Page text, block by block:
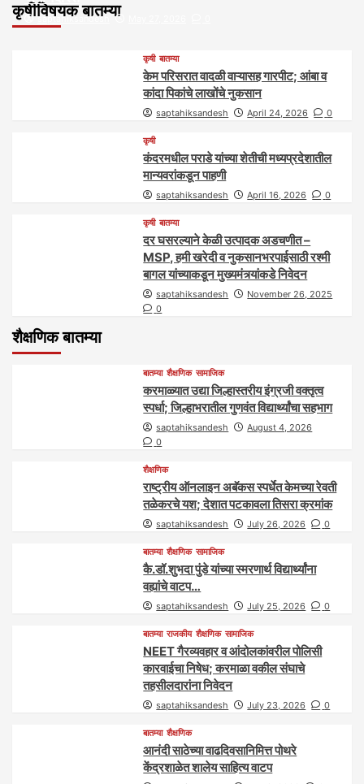
कृषीविषयक बातम्या
saptahiksandesh
कृषी बातम्या
केम परिसरात वादळी वाऱ्यासह गारपीट; आंबा व
कांदा पिकांचे लाखोंचे नुकसान
saptahiksandesh April 24, 2026 0
कृषी
कंदरमधील पराडे यांच्या शेतीची मध्यप्रदेशातील
मान्यवरांकडून पाहणी
saptahiksandesh April 16, 2026 0
कृषी बातम्या
दर घसरल्याने केळी उत्पादक अडचणीत –
MSP, हमी खरेदी व नुकसानभरपाईसाठी रश्मी
बागल यांच्याकडून मुख्यमंत्र्यांकडे निवेदन
saptahiksandesh
November 26, 2025
0
शैक्षणिक बातम्या
बातम्या शैक्षणिक सामाजिक
करमाळ्यात उद्या जिल्हास्तरीय इंग्रजी वक्तृत्व
स्पर्धा; जिल्हाभरातील गुणवंत विद्यार्थ्यांचा सहभाग
saptahiksandesh
August 4, 2026
0
शैक्षणिक
राष्ट्रीय ऑनलाइन अबॅकस स्पर्धेत केमच्या रेवती
तळेकरचे यश; देशात पटकावला तिसरा क्रमांक
saptahiksandesh July 26, 2026 0
बातम्या शैक्षणिक सामाजिक
कै.डॉ.शुभदा पुंडे यांच्या स्मरणार्थ विद्यार्थ्यांना
वह्यांचे वाटप…
saptahiksandesh July 25, 2026 0
बातम्या राजकीय शैक्षणिक सामाजिक
NEET गैरव्यवहार व आंदोलकांवरील पोलिसी
कारवाईचा निषेध; करमाळा वकील संघाचे
तहसीलदारांना निवेदन
saptahiksandesh July 23, 2026 0
बातम्या शैक्षणिक
आनंदी साठेच्या वाढदिवसानिमित्त पोथरे
केंद्रशाळेत शालेय साहित्य वाटप